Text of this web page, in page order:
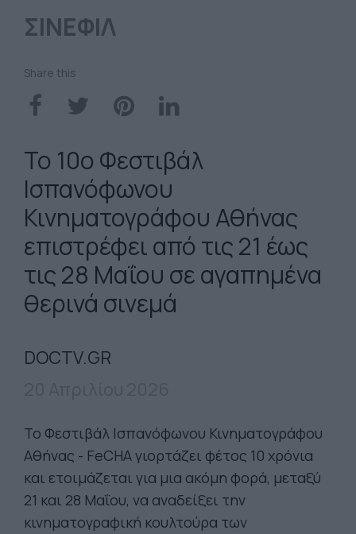
ΣΙΝΕΦΙΛ
Share this
Το 10ο Φεστιβάλ
Ισπανόφωνου
Κινηματογράφου Αθήνας
επιστρέφει από τις 21 έως
τις 28 Μαΐου σε αγαπημένα
θερινά σινεμά
DOCTV.GR
Το Φεστιβάλ Ισπανόφωνου Κινηματογράφου
Αθήνας - FeCHA γιορτάζει φέτος 10 χρόνια
και ετοιμάζεται για μια ακόμη φορά, μεταξύ
21 και 28 Μαΐου, να αναδείξει την
κινηματογραφική κουλτούρα των